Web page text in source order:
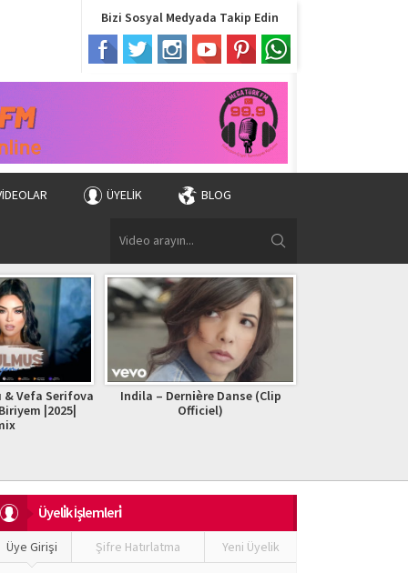
Bizi Sosyal Medyada Takip Edin
ÜYELIK BLOG
& Vefa Serifova
|2025|
Indila – Dernière Danse (Clip
Officiel)
Üyeli̇k İşlemleri̇
Üye Girişi Şifre Hatırlatma Yeni Üyelik